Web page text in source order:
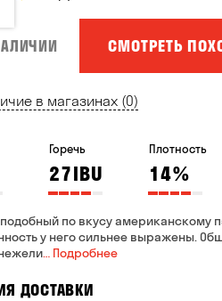
СМОТРЕТЬ
в магазинах (0)
Горечь
27IBU
Плотность
14%
по вкусу американскому
у него сильнее выражены.
… Подробнее
ДОСТАВКИ